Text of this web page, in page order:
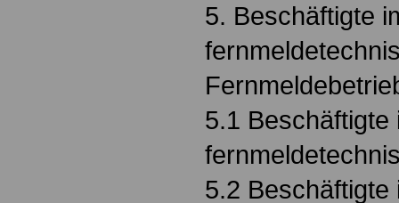
5. Beschäftigte
5.1 Beschäftigte
5.2 Beschäftigte